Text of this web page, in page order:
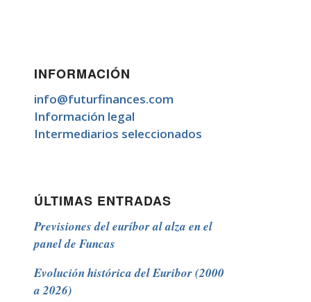
INFORMACIÓN
info@futurfinances.com
Información legal
Intermediarios seleccionados
ÚLTIMAS ENTRADAS
Previsiones del euríbor al alza en el
panel de Funcas
Evolución histórica del Euribor (2000
a 2026)